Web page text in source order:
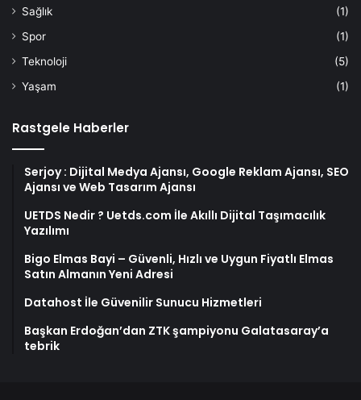
Sağlık
(1)
Spor
(1)
Teknoloji
(5)
Yaşam
(1)
Rastgele Haberler
Serjoy : Dijital Medya Ajansı, Google Reklam Ajansı, SEO
Ajansı ve Web Tasarım Ajansı
UETDS Nedir ? Uetds.com İle Akıllı Dijital Taşımacılık
Yazılımı
Bigo Elmas Bayi – Güvenli, Hızlı ve Uygun Fiyatlı Elmas
Satın Almanın Yeni Adresi
Datahost İle Güvenilir Sunucu Hizmetleri
Başkan Erdoğan’dan ZTK şampiyonu Galatasaray’a
tebrik